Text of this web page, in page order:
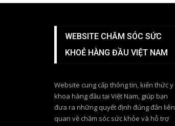
WEBSITE CHĂM SÓC SỨC
KHOẺ HÀNG ĐẦU VIỆT NAM
Website cung cấp thông tin, kiến thức y
khoa hàng đầu tại Việt Nam, giúp bạn
đưa ra những quyết định đúng đắn liên
quan về chăm sóc sức khỏe và hỗ trợ